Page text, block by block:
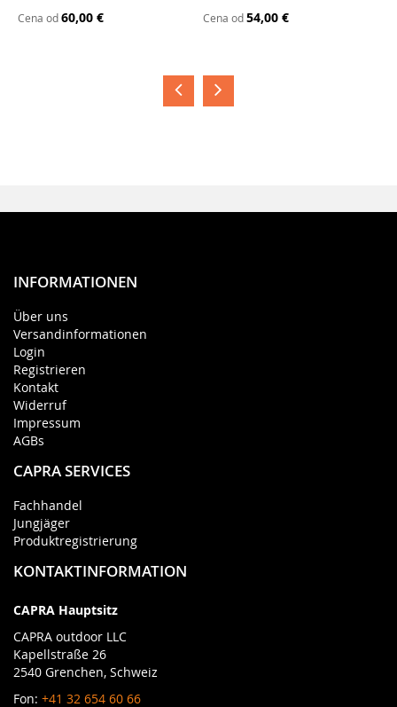
Cena od60,00 € Cena od54,00 €
INFORMATIONEN
Über uns
Versandinformationen
Login
Registrieren
Kontakt
Widerruf
Impressum
AGBs
CAPRA SERVICES
Fachhandel
Jungjäger
Produktregistrierung
KONTAKTINFORMATION
CAPRA Hauptsitz
CAPRA outdoor LLC
Kapellstraße 26
2540 Grenchen, Schweiz
Fon: +41 32 654 60 66